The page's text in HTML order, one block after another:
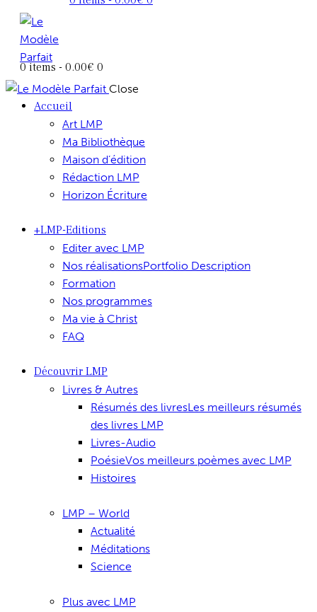
0 items - 0.00€ 0
Close
Accueil
Art LMP
Ma Bibliothèque
Maison d’édition
Rédaction LMP
Horizon Écriture
+LMP-Editions
Editer avec LMP
Nos réalisationsPortfolio Description
Formation
Nos programmes
Ma vie à Christ
FAQ
Découvrir LMP
Livres & Autres
Résumés des livresLes meilleurs résumés
des livres LMP
Livres-Audio
PoésieVos meilleurs poèmes avec LMP
Histoires
LMP – World
Actualité
Méditations
Science
Plus avec LMP